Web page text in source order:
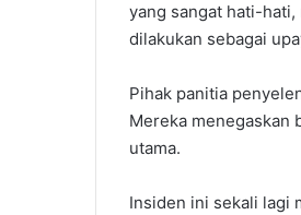
yang sangat hati-
dilakukan sebagai
‎Pihak panitia
Mereka menegaskan
utama.
‎Insiden ini sekali lagi